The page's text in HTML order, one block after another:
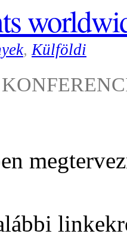
,Külföldi